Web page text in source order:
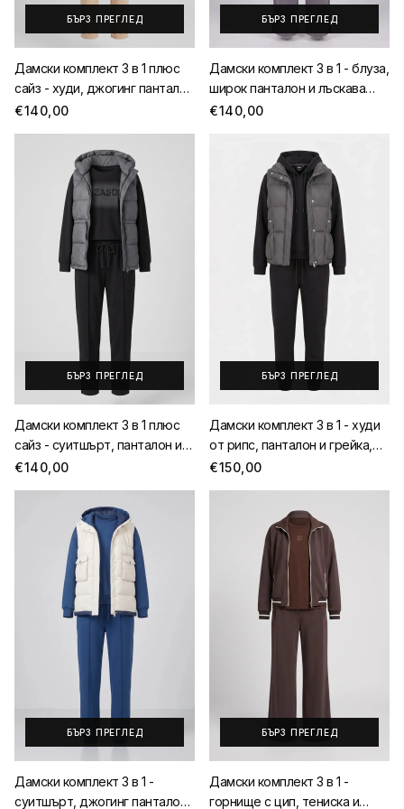
БЪРЗ ПРЕГЛЕД
Дамски комплект 3 в 1 плюс
сайз - худи, джогинг панталон
и грейка, цвят бежово, топъл
€140,00
БЪРЗ ПРЕГЛЕД
Дамски комплект 3 в 1 - блуза,
широк панталон и лъскава
грейка, сив екип с черна
€140,00
БЪРЗ ПРЕГЛЕД
Дамски комплект 3 в 1 плюс
сайз - суитшърт, панталон и
грейка, цвят черно със сива
€140,00
БЪРЗ ПРЕГЛЕД
Дамски комплект 3 в 1 - худи
от рипс, панталон и грейка,
цвят черно със сива грейка,
€150,00
БЪРЗ ПРЕГЛЕД
Дамски комплект 3 в 1 -
суитшърт, джогинг панталон
БЪРЗ ПРЕГЛЕД
Дамски комплект 3 в 1 -
горнище с цип, тениска и